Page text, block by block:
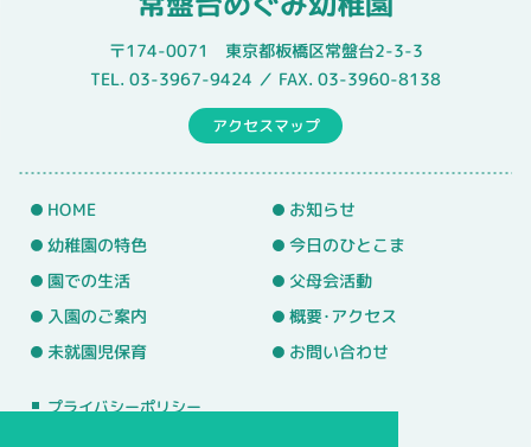
〒174-0071 東京都板橋区常盤台2-3-3
TEL. 03-3967-9424 ／ FAX. 03-3960-8138
アクセスマップ
HOME
幼稚園の特色
園での生活
入園のご案内
未就園児保育
お知らせ
今日のひとこま
父母会活動
概要･アクセス
お問い合わせ
プライバシーポリシー